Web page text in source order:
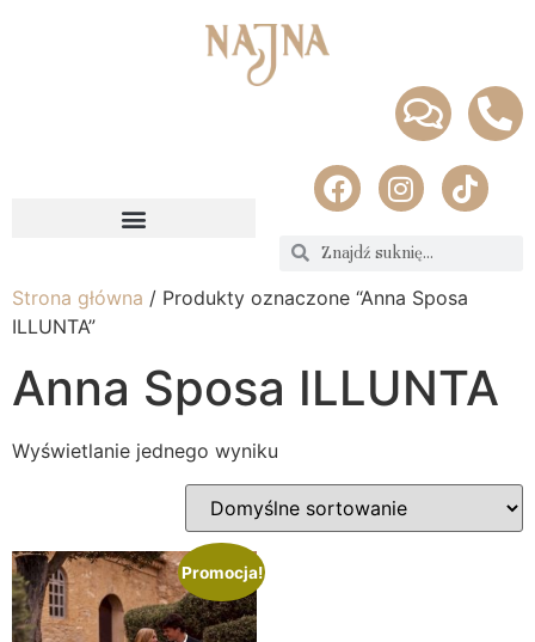
Strona główna / Produkty oznaczone “Anna Sposa
ILLUNTA”
Anna Sposa ILLUNTA
Wyświetlanie jednego wyniku
Promocja!